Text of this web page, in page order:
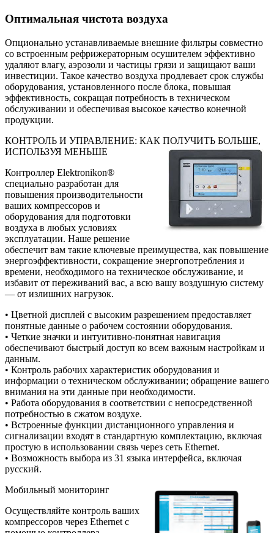
Оптимальная чистота воздуха
Опционально устанавливаемые внешние фильтры совместно
со встроенным рефрижераторным осушителем эффективно
удаляют влагу, аэрозоли и частицы грязи и защищают ваши
инвестиции. Такое качество воздуха продлевает срок службы
оборудования, установленного после блока, повышая
эффективность, сокращая потребность в техническом
обслуживании и обеспечивая высокое качество конечной
продукции.
КОНТРОЛЬ И УПРАВЛЕНИЕ: КАК ПОЛУЧИТЬ БОЛЬШЕ,
ИСПОЛЬЗУЯ МЕНЬШЕ
Контроллер Elektronikon®
специально разработан для
повышения производительности
ваших компрессоров и
оборудования для подготовки
воздуха в любых условиях
эксплуатации. Наше решение
обеспечит вам такие ключевые преимущества, как повышение
энергоэффективности, сокращение энергопотребления и
времени, необходимого на техническое обслуживание, и
избавит от переживаний вас, а всю вашу воздушную систему
— от излишних нагрузок.
• Цветной дисплей с высоким разрешением предоставляет
понятные данные о рабочем состоянии оборудования.
• Четкие значки и интуитивно-понятная навигация
обеспечивают быстрый доступ ко всем важным настройкам и
данным.
• Контроль рабочих характеристик оборудования и
информации о техническом обслуживании; обращение вашего
внимания на эти данные при необходимости.
• Работа оборудования в соответствии с непосредственной
потребностью в сжатом воздухе.
• Встроенные функции дистанционного управления и
сигнализации входят в стандартную комплектацию, включая
простую в использовании связь через сеть Ethernet.
• Возможность выбора из 31 языка интерфейса, включая
русский.
Мобильный мониторинг
Осуществляйте контроль ваших
компрессоров через Ethernet с